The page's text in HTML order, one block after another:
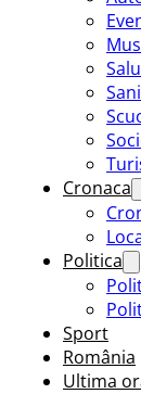
Cronaca
Politica
Sport
România
Ultima